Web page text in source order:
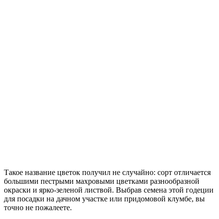
Такое название цветок получил не случайно: сорт отличается
большими пестрыми махровыми цветками разнообразной
окраски и ярко-зеленой листвой. Выбрав семена этой годеции
для посадки на дачном участке или придомовой клумбе, вы
точно не пожалеете.